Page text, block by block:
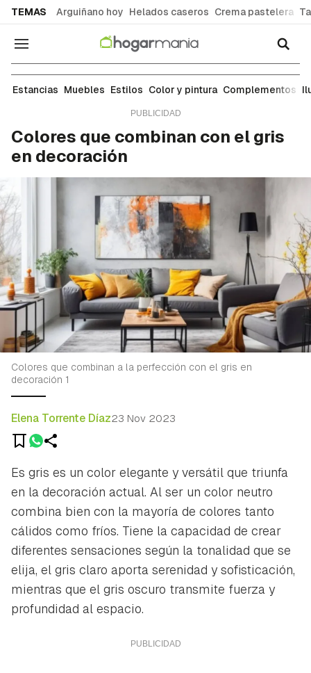
TEMAS Arguiñano hoy Helados caseros Crema pastelera
Navegación
Color y pintura
Estancias Muebles Estilos Color y pintura Complementos
Colores que combinan con el gris
en decoración
Colores que combinan a la perfección con el gris en
decoración 1
Elena Torrente Díaz23 Nov 2023
Es gris es un color elegante y versátil que triunfa
en la decoración actual. Al ser un color neutro
combina bien con la mayoría de colores tanto
cálidos como fríos. Tiene la capacidad de crear
diferentes sensaciones según la tonalidad que se
elija, el gris claro aporta serenidad y sofisticación,
mientras que el gris oscuro transmite fuerza y
profundidad al espacio.